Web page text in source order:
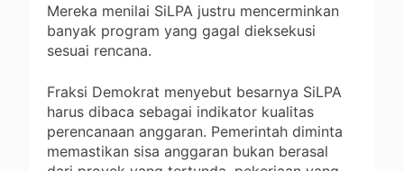
Mereka menilai SiLPA justru mencerminkan
banyak program yang gagal dieksekusi
sesuai rencana.
Fraksi Demokrat menyebut besarnya SiLPA
harus dibaca sebagai indikator kualitas
perencanaan anggaran. Pemerintah diminta
memastikan sisa anggaran bukan berasal